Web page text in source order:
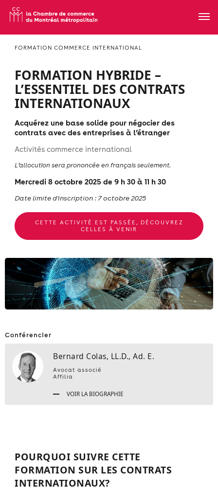
FORMATION COMMERCE INTERNATIONAL
FORMATION HYBRIDE –
L’ESSENTIEL DES CONTRATS
INTERNATIONAUX
Acquérez une base solide pour négocier des
contrats avec des entreprises à l’étranger
Activités commerce international
L’allocution sera prononcée en français seulement.
Mercredi 8 octobre 2025 de 9 h 30 à 11 h 30
Date limite d'inscription : 7 octobre 2025
CETTE ACTIVITÉ EST PASSÉE, DÉCOUVREZ
CELLES À VENIR
Conférencier
Bernard Colas, LL.D., Ad. E.
Avocat associé
Affilia
VOIR LA BIOGRAPHIE
POURQUOI SUIVRE CETTE
FORMATION SUR LES CONTRATS
INTERNATIONAUX?